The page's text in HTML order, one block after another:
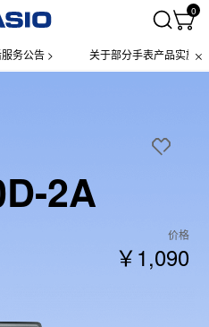
0
公告 > 关于部分手表产品实施【一
2A
价格
￥1,090